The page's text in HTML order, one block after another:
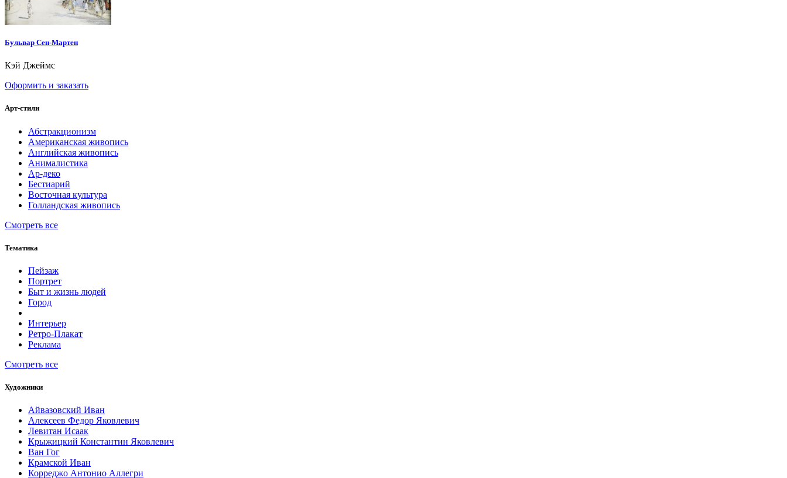
Бульвар Сен-Мартен
Кэй Джеймс
Оформить и заказать
Арт-стили
Абстракционизм
Американская живопись
Английская живопись
Анималистика
Ар-деко
Бестиарий
Восточная культура
Голландская живопись
Смотреть все
Тематика
Пейзаж
Портрет
Быт и жизнь людей
Город
Интерьер
Ретро-Плакат
Реклама
Смотреть все
Художники
Айвазовский Иван
Алексеев Федор Яковлевич
Левитан Исаак
Крыжицкий Константин Яковлевич
Ван Гог
Крамской Иван
Корреджо Антонио Аллегри